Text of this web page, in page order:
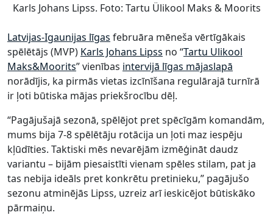
Karls Johans Lipss. Foto: Tartu Ülikool Maks & Moorits
Latvijas-Igaunijas līgas februāra mēneša vērtīgākais
spēlētājs (MVP) Karls Johans Lipss no “Tartu Ulikool
Maks&Moorits” vienības intervijā līgas mājaslapā
norādījis, ka pirmās vietas izcīnīšana regulārajā turnīrā
ir ļoti būtiska mājas priekšrocību dēļ.
“Pagājušajā sezonā, spēlējot pret spēcīgām komandām,
mums bija 7-8 spēlētāju rotācija un ļoti maz iespēju
kļūdīties. Taktiski mēs nevarējām izmēģināt daudz
variantu – bijām piesaistīti vienam spēles stilam, pat ja
tas nebija ideāls pret konkrētu pretinieku,” pagājušo
sezonu atminējās Lipss, uzreiz arī ieskicējot būtiskāko
pārmaiņu.